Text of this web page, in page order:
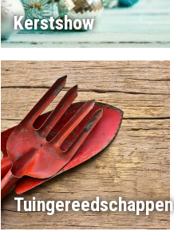
Kerstshow
Tuingereedschappen